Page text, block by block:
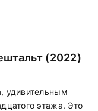
(2022)
удивительным
этажа. Это